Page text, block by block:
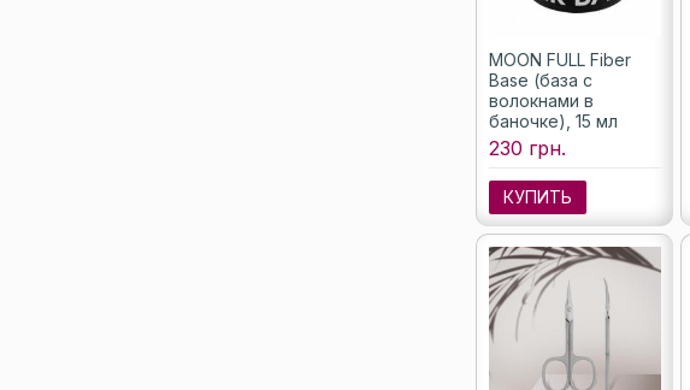
MOON FULL Fiber
Base (база с
волокнами в
баночке), 15 мл
230 грн.
КУПИТЬ